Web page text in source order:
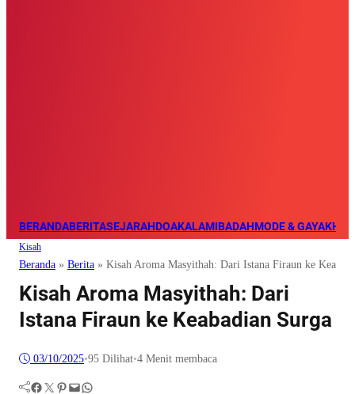
BERANDABERITASEJARAHDOAKALAMIBADAHMODE & GAYA
Kisah
Beranda » Berita » Kisah Aroma Masyithah: Dari Istana Firaun ke
Kisah Aroma Masyithah: Dari
Istana Firaun ke Keabadian Surga
03/10/2025•95 Dilihat•4 Menit membaca
Facebook Twitter Pinterest Mail WhatsApp